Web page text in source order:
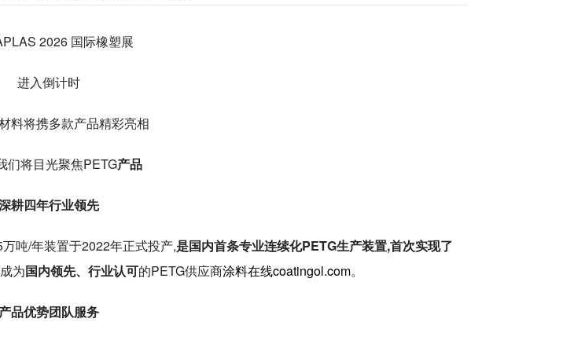
2026 国际橡塑展‌
进入倒计时
料将携多款产品精彩亮相
们将目光聚焦PETG产品
耕四年行业领先
吨/年装置于2022年正式投产,是国内首条专业连续化PETG生产装置,首次实现了
为国内领先、行业认可的PETG供应商涂料在线coatingol.com。
产品优势团队服务